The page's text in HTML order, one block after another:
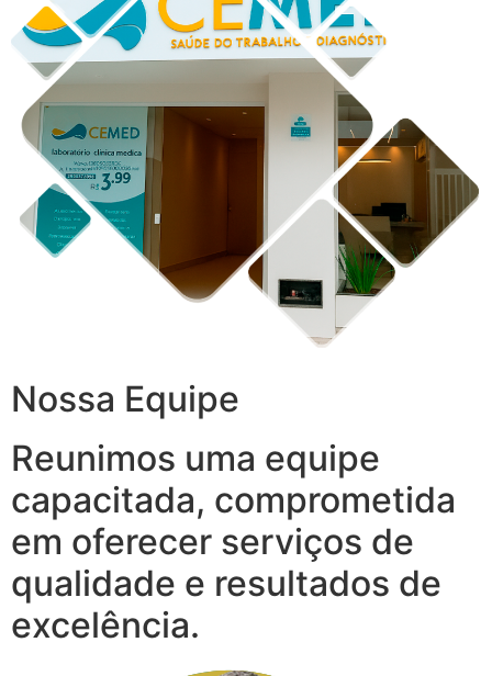
Nossa Equipe
Reunimos uma equipe
capacitada, comprometida
em oferecer serviços de
qualidade e resultados de
excelência.